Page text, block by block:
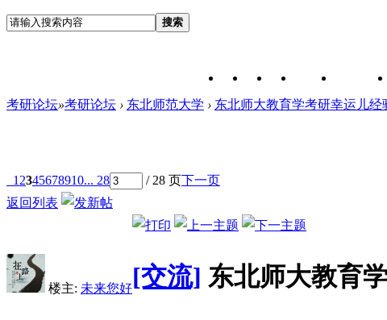
搜索
考研论坛»考研论坛 › 东北师范大学 › 东北师大教育学考研幸运儿
1 2345678910... 28 / 28 页下一页
返回列表
楼主: 未来您好[交流] 东北师大教育